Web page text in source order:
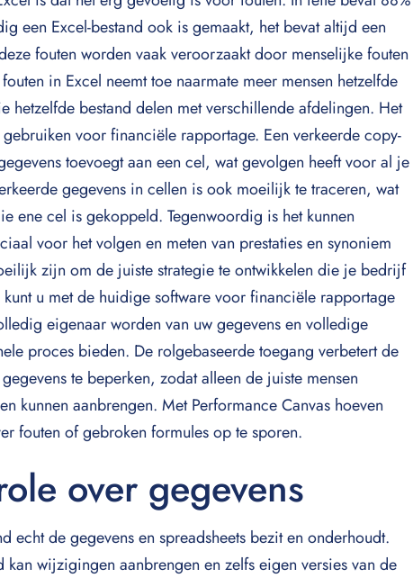
een Excel-bestand ook is gemaakt, het bevat altijd een
fouten worden vaak veroorzaakt door menselijke fouten
in Excel neemt toe naarmate meer mensen hetzelfde
hetzelfde bestand delen met verschillende afdelingen. Het
voor financiële rapportage. Een verkeerde copy-
toevoegt aan een cel, wat gevolgen heeft voor al je
gegevens in cellen is ook moeilijk te traceren, wat
ene cel is gekoppeld. Tegenwoordig is het kunnen
voor het volgen en meten van prestaties en synoniem
zijn om de juiste strategie te ontwikkelen die je bedrijf
u met de huidige software voor financiële rapportage
eigenaar worden van uw gegevens en volledige
proces bieden. De rolgebaseerde toegang verbetert de
te beperken, zodat alleen de juiste mensen
kunnen aanbrengen. Met Performance Canvas hoeven
fouten of gebroken formules op te sporen.
over gegevens
echt de gegevens en spreadsheets bezit en onderhoudt.
kan wijzigingen aanbrengen en zelfs eigen versies van de